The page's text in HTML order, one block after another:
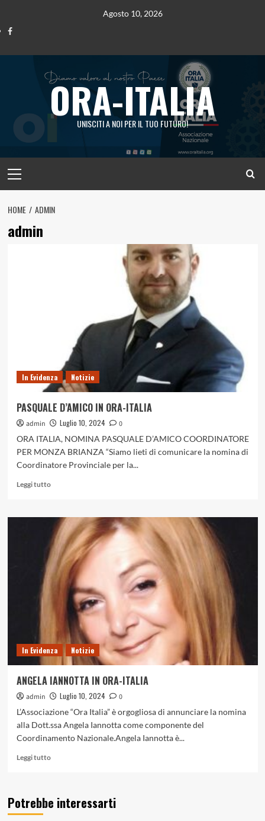
contenuto
Agosto 10, 2026
Ora
ORA-ITALIA
UNISCITI A NOI PER IL TUO FUTURO!
principale
HOME ADMIN
admin
In Evidenza Notizie
PASQUALE D’AMICO IN ORA-ITALIA
admin Luglio 10, 2024
0
ORA ITALIA, NOMINA PASQUALE D’AMICO COORDINATORE
PER MONZA BRIANZA “Siamo lieti di comunicare la nomina di
Coordinatore Provinciale per la...
Leggi tuttoLeggi
su
PASQUALE
D’AMICO
IN
ORA-
ITALIA
In Evidenza Notizie
ANGELA IANNOTTA IN ORA-ITALIA
admin Luglio 10, 2024
0
L’Associazione “Ora Italia” è orgogliosa di annunciare la nomina
alla Dott.ssa Angela Iannotta come componente del
Coordinamento Nazionale.Angela Iannotta è...
Leggi tuttoLeggi
ANGELA
Potrebbe interessarti